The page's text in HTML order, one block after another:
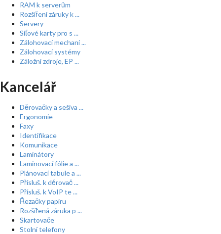
RAM k serverům
Rozšíření záruky k ...
Servery
Síťové karty pro s ...
Zálohovací mechani ...
Zálohovací systémy
Záložní zdroje, EP ...
Kancelář
Děrovačky a sešíva ...
Ergonomie
Faxy
Identifikace
Komunikace
Laminátory
Laminovací fólie a ...
Plánovací tabule a ...
Přísluš. k děrovač ...
Přísluš. k VoIP te ...
Řezačky papíru
Rozšířená záruka p ...
Skartovače
Stolní telefony